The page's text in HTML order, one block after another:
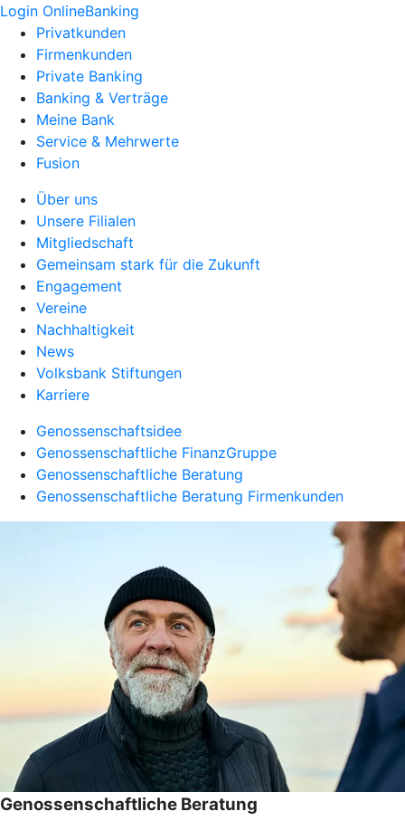
Login OnlineBanking
Privatkunden
Firmenkunden
Private Banking
Banking & Verträge
Meine Bank
Service & Mehrwerte
Fusion
Über uns
Unsere Filialen
Mitgliedschaft
Gemeinsam stark für die Zukunft
Engagement
Vereine
Nachhaltigkeit
News
Volksbank Stiftungen
Karriere
Genossenschaftsidee
Genossenschaftliche FinanzGruppe
Genossenschaftliche Beratung
Genossenschaftliche Beratung Firmenkunden
Genossenschaftliche Beratung